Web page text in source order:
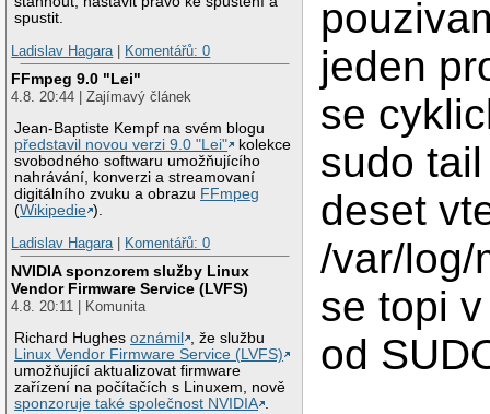
spustit.
Ladislav Hagara
Komentářů: 0
FFmpeg 9.0 "Lei"
4.8. 20:44 | Zajímavý článek
Jean-Baptiste Kempf na svém blogu
představil novou verzi 9.0 "Lei"
kolekce
svobodného softwaru umožňujícího
nahrávání, konverzi a streamovaní
digitálního zvuku a obrazu FFmpeg
(Wikipedie ).
Ladislav Hagara
Komentářů: 0
NVIDIA sponzorem služby Linux
Vendor Firmware Service (LVFS)
4.8. 20:11 | Komunita
Richard Hughesoznámil
, že službu
Linux Vendor Firmware Service (LVFS)
umožňující aktualizovat firmware
zařízení na počítačích s Linuxem, nově
sponzoruje také společnost NVIDIA .
jeden
se
sudo
deset
/var/log/
se topi
od